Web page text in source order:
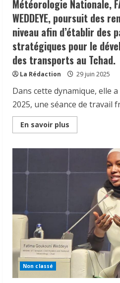
Météorologie Nationale,
WEDDEYE, poursuit des
niveau afin d’établir des
stratégiques pour le
des transports au Tchad.
La Rédaction 29 juin 2025
Dans cette dynamique, elle
2025, une séance de travail
En savoir plus
more
Mondial
Connectivité
Transports
2025,
qui
se
déroule
actuellement
à
Istanbul,
la
Ministre
des
Non classé